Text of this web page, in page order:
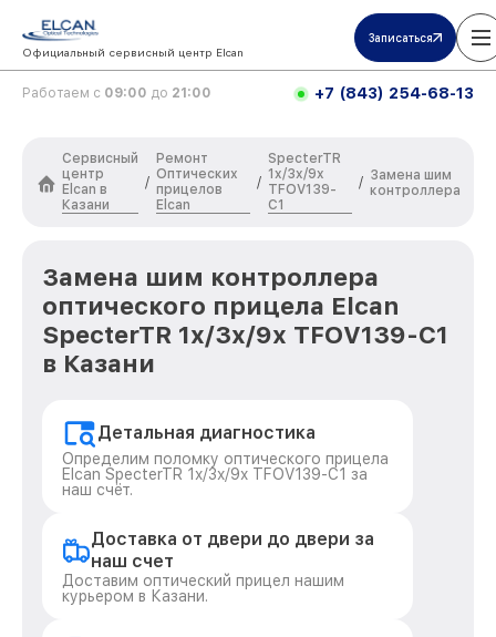
Официальный сервисный центр Elcan
Записаться
Работаем с 09:00 до 21:00 +7 (843) 254-68-13
Сервисный
центр
Elcan в
Казани
/
Ремонт
Оптических
прицелов
Elcan
/
SpecterTR
1x/3x/9x
TFOV139-
C1
/ Замена шим
контроллера
Замена шим контроллера
оптического прицела Elcan
SpecterTR 1x/3x/9x TFOV139-C1
в Казани
Детальная диагностика
Определим поломку оптического прицела
Elcan SpecterTR 1x/3x/9x TFOV139-C1 за
наш счёт.
Доставка от двери до двери за
наш счет
Доставим оптический прицел нашим
курьером в Казани.